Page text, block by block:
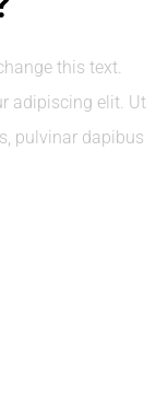
this text.
adipiscing elit. Ut
pulvinar dapibus